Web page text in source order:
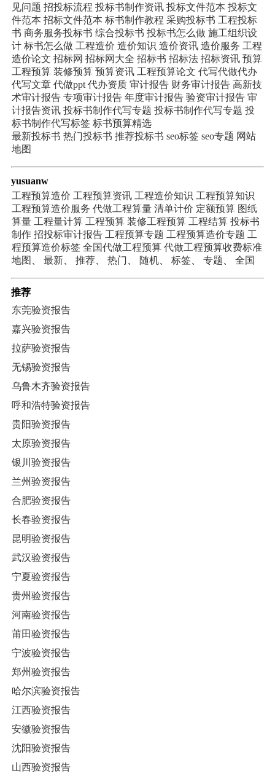
见问题 招投标流程 投标书制作资讯 投标文件范本 投标文
件范本 招标文件范本 标书制作教程 采购投标书 工程投标
书 商务服务投标书 综合投标书 投标书怎么做 施工组织设
计 标书怎么做 工程造价 造价知识 造价资讯 造价服务 工程
造价论文 招标网 招标网大全 招标书 招标法 招标资讯 预算
工程预算 装修预算 预算资讯 工程预算论文 代写代做代办
代写文章 代做ppt 代办资质 审计报告 财务审计报告 高新技
术审计报告 专项审计报告 年度审计报告 验资审计报告 审
计报告资讯 投标书制作代写专题 投标书制作代写专题 投
标书制作代写标签 标书预算精选
最新投标书 热门投标书 推荐投标书 seo标签 seo专题 网站
地图
yusuanw
工程预算造价 工程预算资讯 工程造价知识 工程预算知识
工程预算造价服务 代做工程算量 清单计价 定额预算 图纸
算量 工程量计算 工程预算 装修工程预算 工程结算 投标书
制作 招投标审计报告 工程预算专题 工程预算造价专题 工
程预算造价标签 全国代做工程预算 代做工程预算收费标准
地图
最新 推荐 热门 随机 标签 专题 全国
推荐
东莞验资报告
嘉兴验资报告
拉萨验资报告
无锡验资报告
乌鲁木齐验资报告
呼和浩特验资报告
贵阳验资报告
太原验资报告
银川验资报告
兰州验资报告
合肥验资报告
长春验资报告
昆明验资报告
武汉验资报告
宁夏验资报告
贵州验资报告
河南验资报告
莆田验资报告
宁波验资报告
郑州验资报告
哈尔滨验资报告
江西验资报告
安徽验资报告
沈阳验资报告
山西验资报告